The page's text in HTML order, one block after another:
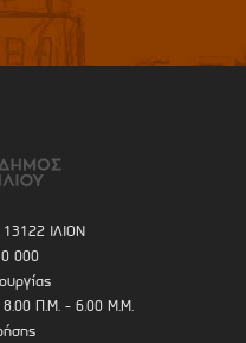
ΙΛΙΟΝ
000
Π.Μ. - 6.00 Μ.Μ.